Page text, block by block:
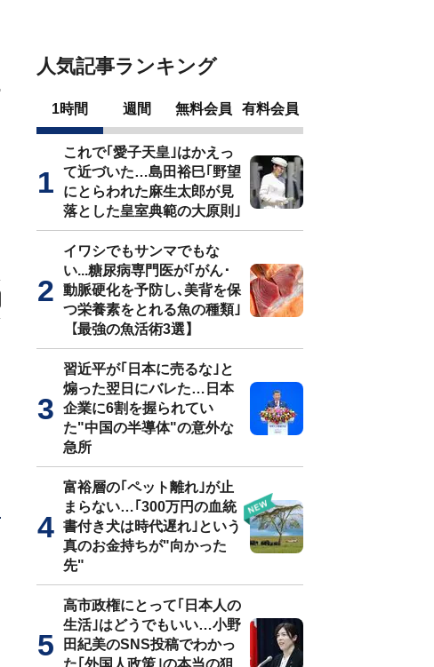
人気記事ランキング
1時間 週間 無料会員 有料会員
これで｢愛子天皇｣はかえっ
て近づいた…島田裕巳｢野望
にとらわれた麻生太郎が見
落とした皇室典範の大原則｣
イワシでもサンマでもな
い...糖尿病専門医が｢がん･
動脈硬化を予防し､美背を保
つ栄養素をとれる魚の種類｣
【最強の魚活術3選】
習近平が｢日本に売るな｣と
煽った翌日にバレた…日本
企業に6割を握られてい
た"中国の半導体"の意外な
急所
富裕層の｢ペット離れ｣が止
まらない…｢300万円の血統
書付き犬は時代遅れ｣という
真のお金持ちが"向かった
先"
高市政権にとって｢日本人の
生活｣はどうでもいい…小野
田紀美のSNS投稿でわかっ
た｢外国人政策｣の本当の狙